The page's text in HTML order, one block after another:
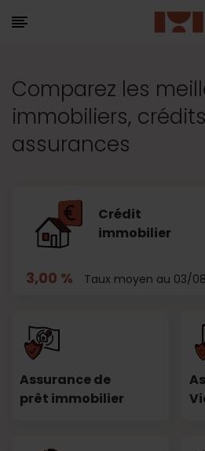
Comparez les
immobiliers,
assurances
Crédit
immobilier
3,00 % Taux moyen au 03/
Assurance de
prêt immobilier